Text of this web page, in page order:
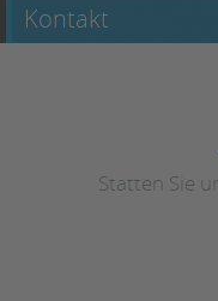
Kontakt
Statten Sie